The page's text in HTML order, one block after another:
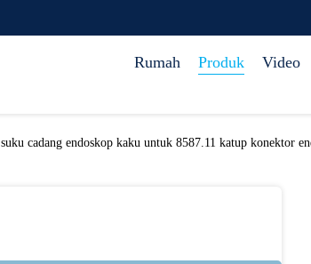
Rumah Produk Video
suku cadang endoskop kaku untuk 8587.11 katup konektor